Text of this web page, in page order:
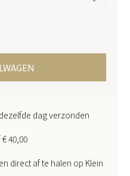
dag verzonden
40,00
direct af te halen op Klein